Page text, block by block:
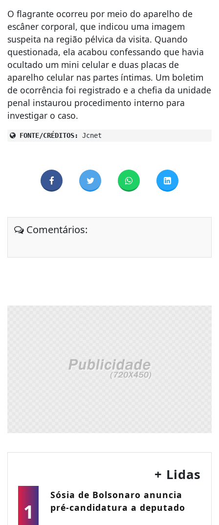
O flagrante ocorreu por meio do aparelho de
escâner corporal, que indicou uma imagem
suspeita na região pélvica da visita. Quando
questionada, ela acabou confessando que havia
ocultado um mini celular e duas placas de
aparelho celular nas partes íntimas. Um boletim
de ocorrência foi registrado e a chefia da unidade
penal instaurou procedimento interno para
investigar o caso.
FONTE/CRÉDITOS: Jcnet
Comentários:
+ Lidas
1
Sósia de Bolsonaro anuncia
pré-candidatura a deputado